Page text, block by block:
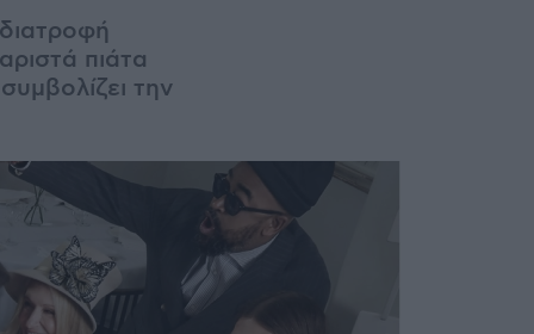
πιάτα
την